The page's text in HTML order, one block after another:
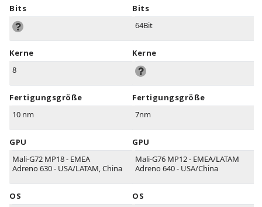
Bits
Kerne
8
Fertigungsgröße
10 nm
GPU
Mali-G72 MP18 - EMEA
Adreno 630 - USA/LATAM, China
OS
Bits
64Bit
Kerne
Fertigungsgröße
7nm
GPU
Mali-G76 MP12 - EMEA/LATAM
Adreno 640 - USA/China
OS